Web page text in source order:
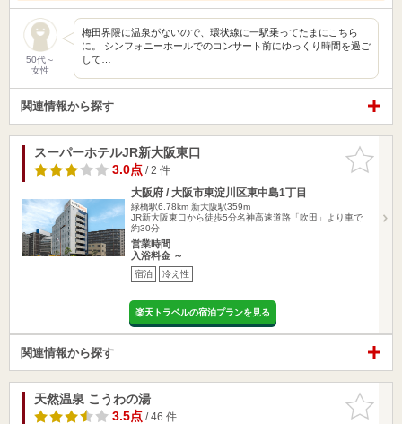
50代～
女性
梅田界隈に温泉がないので、環状線に一駅乗ってたまにこちら
に。 シンフォニーホールでのコンサート前にゆっくり時間を過ご
して…
関連情報から探す
お気に入
りに追加
スーパーホテルJR新大阪東口
3.0点/ 2 件
大阪府 / 大阪市東淀川区東中島1丁目
緑橋駅6.78km 新大阪駅359m
JR新大阪東口から徒歩5分名神高速道路「吹田」より車で
約30分
営業時間
入浴料金 ～
宿泊 冷え性
楽天トラベルの宿泊プランを見る
関連情報から探す
お気に入
りに追加
天然温泉 こうわの湯
3.5点/ 46 件